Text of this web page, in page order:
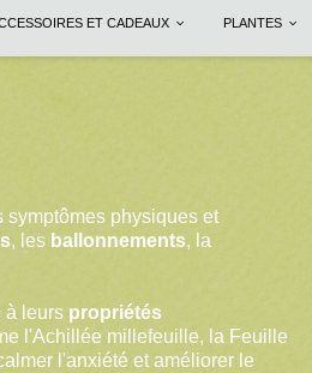
ET CADEAUX PLANTES
symptômes physiques et
, les ballonnements, la
à leurs propriétés
l'Achillée millefeuille, la Feuille
l'anxiété et améliorer le